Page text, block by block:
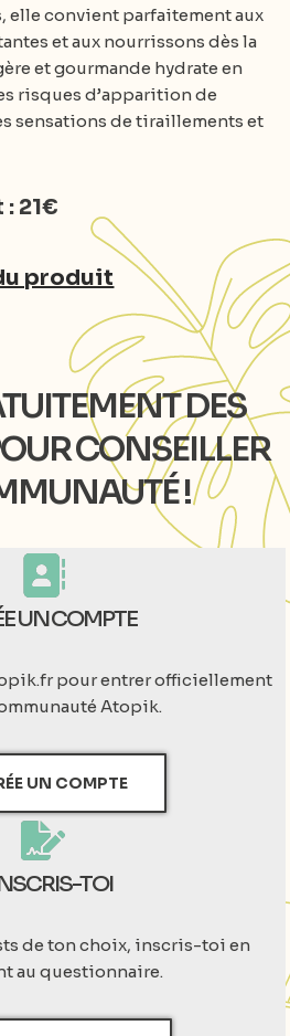
elle convient parfaitement aux
et aux nourrissons dès la
et gourmande hydrate en
risques d’apparition de
sensations de tiraillements et
21€
produit
DES
CONSEILLER
!
UN COMPTE
pour entrer officiellement
Atopik.
UN COMPTE
TOI
de ton choix, inscris-toi en
au questionnaire.